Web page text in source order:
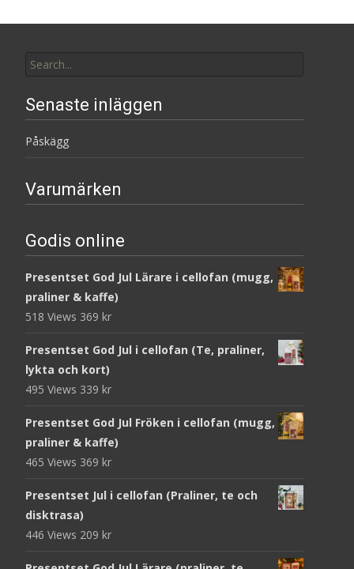
for:
Senaste inläggen
Påskägg
Varumärken
Godis online
Presentset God Jul Lärare i cellofan (mugg,
praliner & kaffe)
518 Views 369 kr
Presentset God Jul i cellofan (Te, praliner,
lykta och kort)
495 Views 339 kr
Presentset God Jul Fröken i cellofan (mugg,
praliner & kaffe)
465 Views 369 kr
Presentset Jul i cellofan (Praliner, te och
disktrasa)
446 Views 209 kr